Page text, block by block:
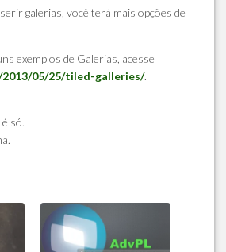
galerias, você terá mais opções de
exemplos de Galerias, acesse
05/25/tiled-galleries/.
só.